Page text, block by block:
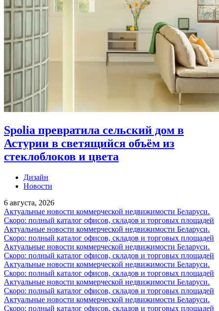
Spolia превратила сельский дом в
Астурии в светящийся объём из
стеклоблоков и цвета
Дизайн
Новости
6 августа, 2026
Актуальные новости коммерческой недвижимости Беларуси.
Скоро: полный каталог офисов, складов и торговых площадей
Актуальные новости коммерческой недвижимости Беларуси.
Скоро: полный каталог офисов, складов и торговых площадей
Актуальные новости коммерческой недвижимости Беларуси.
Скоро: полный каталог офисов, складов и торговых площадей
Актуальные новости коммерческой недвижимости Беларуси.
Скоро: полный каталог офисов, складов и торговых площадей
Актуальные новости коммерческой недвижимости Беларуси.
Скоро: полный каталог офисов, складов и торговых площадей
Актуальные новости коммерческой недвижимости Беларуси.
Скоро: полный каталог офисов, складов и торговых площадей